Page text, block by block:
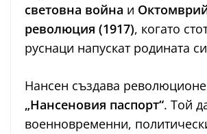
световна война и
революция (1917), когато
руснаци напускат родината
Нансен създава
„Нансеновия паспорт“. Той
военновременни,